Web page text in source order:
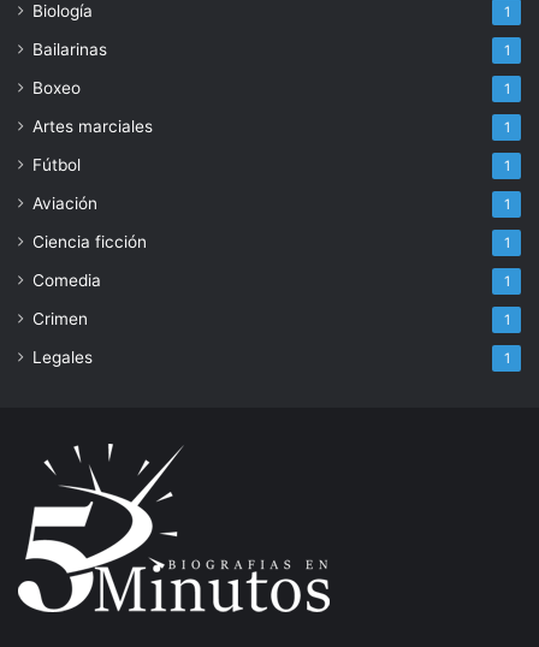
Biología 1
Bailarinas 1
Boxeo 1
Artes marciales 1
Fútbol 1
Aviación 1
Ciencia ficción 1
Comedia 1
Crimen 1
Legales 1